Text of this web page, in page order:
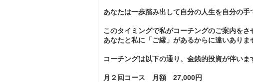
あなたは一歩踏み出して自分の人生を自分の手
このタイミングで私がコーチングのご案内をさ
あなたと私に「ご縁」があるからに違いありま
コーチングは以下の通り、金銭的投資が伴いま
月２回コース 月額 27,000円